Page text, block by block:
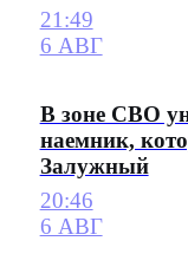
21:49
6 АВГ
В зоне СВО
наемник,
Залужный
20:46
6 АВГ